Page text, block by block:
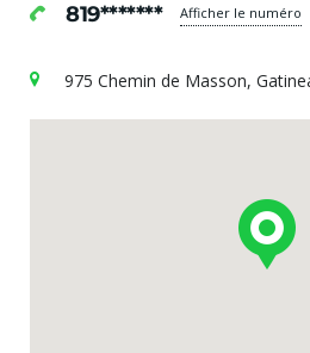
819******* Afficher le numéro
975 Chemin de Masson,